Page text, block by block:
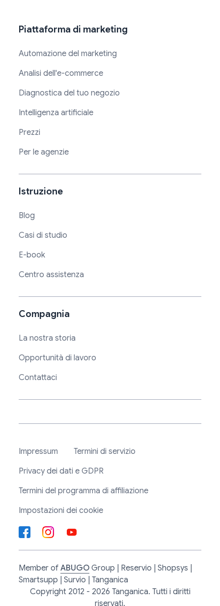
Piattaforma di marketing
Automazione del marketing
Analisi dell'e-commerce
Diagnostica del tuo negozio
Intelligenza artificiale
Prezzi
Per le agenzie
Istruzione
Blog
Casi di studio
E-book
Centro assistenza
Compagnia
La nostra storia
Opportunità di lavoro
Contattaci
Impressum
Termini di servizio
Privacy dei dati e GDPR
Termini del programma di affiliazione
Impostazioni dei cookie
Member of ABUGO Group | Reservio | Shopsys |
Smartsupp | Survio | Tanganica
Copyright 2012 - 2026 Tanganica. Tutti i diritti
riservati.